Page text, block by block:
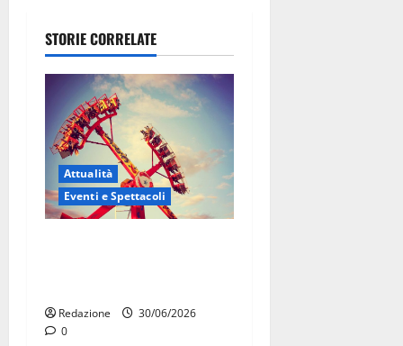
STORIE CORRELATE
Attualità
Eventi e Spettacoli
Redazione
30/06/2026
0